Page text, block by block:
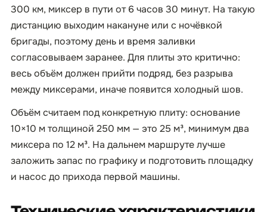
300 км, миксер в пути от 6 часов 30 минут. На такую
дистанцию выходим накануне или с ночёвкой
бригады, поэтому день и время заливки
согласовываем заранее. Для плиты это критично:
весь объём должен прийти подряд, без разрыва
между миксерами, иначе появится холодный шов.
Объём считаем под конкретную плиту: основание
10×10 м толщиной 250 мм — это 25 м³, минимум два
миксера по 12 м³. На дальнем маршруте лучше
заложить запас по графику и подготовить площадку
и насос до прихода первой машины.